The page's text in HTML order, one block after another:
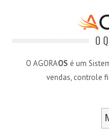
O
O AGORAOS é um
vendas, controle